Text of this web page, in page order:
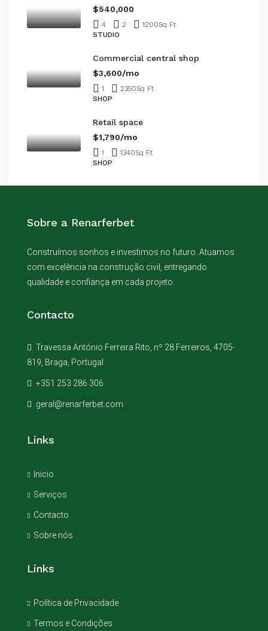
$540,000
4 2 1200Sq Ft
STUDIO
Commercial central shop
$3,600/mo
1 2350Sq Ft
SHOP
Retail space
$1,790/mo
1 1340Sq Ft
SHOP
Sobre a Renarferbet
Construímos sonhos e investimos no futuro. Atuamos
com excelência na construção civil, entregando
qualidade e confiança em cada projeto.
Contacto
Travessa António Ferreira Rito, nº 28 Ferreiros, 4705-
819, Braga, Portugal
+351 253 286 306
geral@renarferbet.com
Links
Inicio
Serviços
Contacto
Sobre nós
Links
Política de Privacidade
Termos e Condições